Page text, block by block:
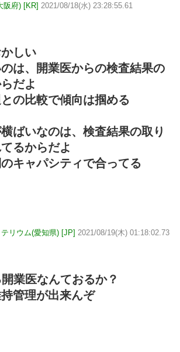
阪府) [KR] 2021/08/18(水) 23:28:55.61
しい
は、開業医からの検査結果の
だよ
の比較で傾向は掴める
ばいなのは、検査結果の取り
るからだよ
キャパシティで合ってる
リウム(愛知県) [JP] 2021/08/19(木) 01:18:02.73
業医なんておるか？
管理が出来んぞ